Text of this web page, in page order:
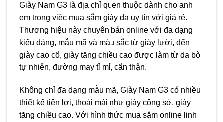
Giày Nam G3 là địa chỉ quen thuộc dành cho anh
em trong việc mua sắm giày da uy tín với giá rẻ.
Thương hiệu này chuyên bán online với đa dạng
kiểu dáng, mẫu mã và màu sắc từ giày lười, đến
giày cao cổ, giày tăng chiều cao được làm từ da bò
tự nhiên, đường may tỉ mỉ, cẩn thận.
Không chỉ đa dạng mẫu mã, Giày Nam G3 có nhiều
thiết kế tiện lợi, thoải mái như giày công sở, giày
tăng chiều cao. Với hình thức mua sắm online linh